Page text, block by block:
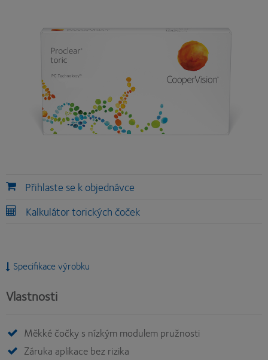
Přihlaste se k objednávce
Kalkulátor torických čoček
Specifikace výrobku
Vlastnosti
Měkké čočky s nízkým modulem pružnosti
Záruka aplikace bez rizika